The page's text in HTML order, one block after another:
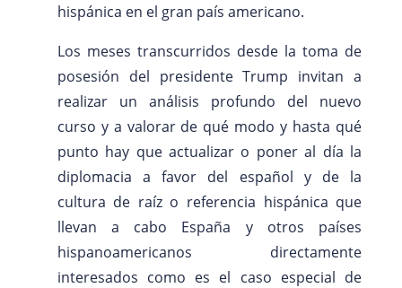
hispánica en el gran país americano.
Los meses transcurridos desde la toma de
posesión del presidente Trump invitan a
realizar un análisis profundo del nuevo
curso y a valorar de qué modo y hasta qué
punto hay que actualizar o poner al día la
diplomacia a favor del español y de la
cultura de raíz o referencia hispánica que
llevan a cabo España y otros países
hispanoamericanos directamente
interesados como es el caso especial de